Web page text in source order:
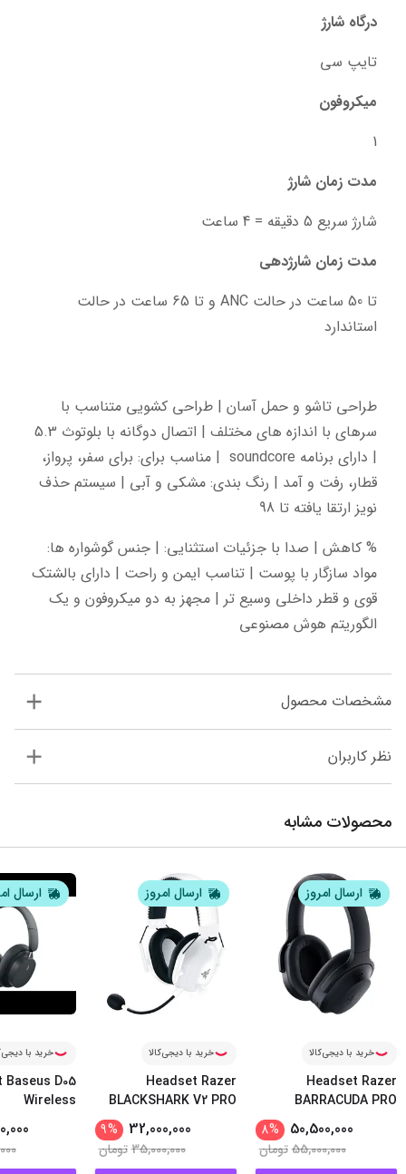
درگاه شارژ
تایپ سی
میکروفون
1
مدت زمان شارژ
شارژ سریع 5 دقیقه = 4 ساعت
مدت زمان شارژدهی
استاندارد
نویز ارتقا یافته تا 98
الگوریتم هوش مصنوعی
مشخصات محصول
نظر کاربران
محصولات مشابه
ارسال امروز
خرید با دیجی‌کالا
Headset Razer
BARRACUDA PRO
50,500,000
%
8
55,000,000تومان
ارسال امروز
خرید با دیجی‌کالا
Headset Razer
BLACKSHARK V2 PRO
32,000,000
%
9
35,000,000تومان
ارسال
خرید با
D05
Wireless